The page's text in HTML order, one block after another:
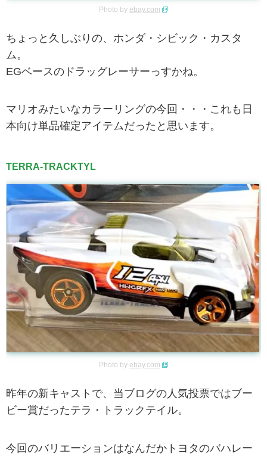
Photo by ebay.com
ちょっと久しぶりの、ホンダ・シビック・カスタ
ム。
EGベースのドラッグレーサーっすかね。
マリオみたいなカラーリングの今回・・・これも日
本向け単品確定アイテムだったと思います。
TERRA-TRACKTYL
Photo by ebay.com
昨年の新キャストで、当ブログの人気投票ではブー
ビー賞だったテラ・トラックテイル。
今回のバリエーションはなんだかトヨタのバハレー